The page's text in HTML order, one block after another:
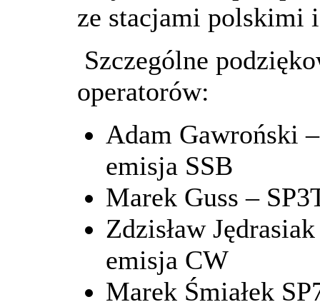
ze stacjami polskimi
Szczególne
operatorów:
Adam Gawroński
emisja SSB
Marek Guss –
Zdzisław
emisja CW
Marek Śmiałek